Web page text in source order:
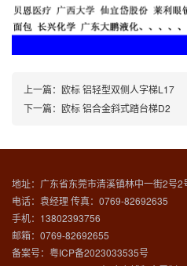
上一篇： 欧标 铝轻型双侧人字梯L17
下一篇： 欧标 铝合金斜式踏台梯D2
地址：广东省东莞市清溪镇林中一街2号2
电话：袁经理 传真：0769-82692635
手机：13802393756
邮箱：0769-82692655
备案号： 粤ICP备2023033535号